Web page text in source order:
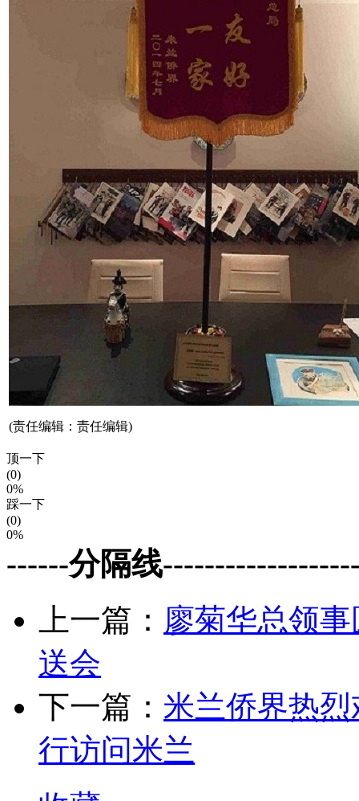
(责任编辑：责任编辑)
顶一下
(0)
0%
踩一下
(0)
0%
------分隔线
上一篇： 廖菊华总领
送会
下一篇： 米兰侨界热
行访问米兰